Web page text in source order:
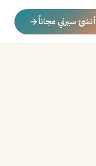
أنشئ سيرتي مجاناً